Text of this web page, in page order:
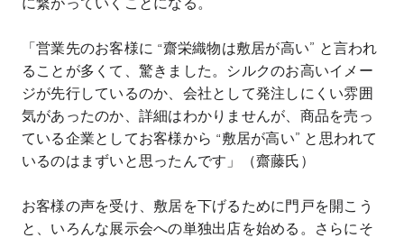
に繋がっていくことになる。
「営業先のお客様に “齋栄織物は敷居が高い” と言われ
ることが多くて、驚きました。シルクのお高いイメー
ジが先行しているのか、会社として発注しにくい雰囲
気があったのか、詳細はわかりませんが、商品を売っ
ている企業としてお客様から “ 敷居が高い” と思われて
いるのはまずいと思ったんです」（齋藤氏）
お客様の声を受け、敷居を下げるために門戸を開こう
と、いろんな展示会への単独出店を始める。さらにそ